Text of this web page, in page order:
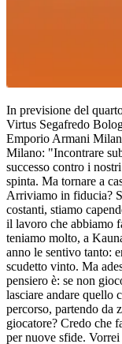
In previsione del
Virtus Segafredo
Emporio Armani
Milano: "Incontrare
successo contro i
spinta. Ma tornare a
Arriviamo in fiducia?
costanti, stiamo
il lavoro che abbiamo
teniamo molto, a
anno le sentivo tanto:
scudetto vinto. Ma
pensiero è: se non
lasciare andare quello
percorso, partendo da
giocatore? Credo che
per nuove sfide.